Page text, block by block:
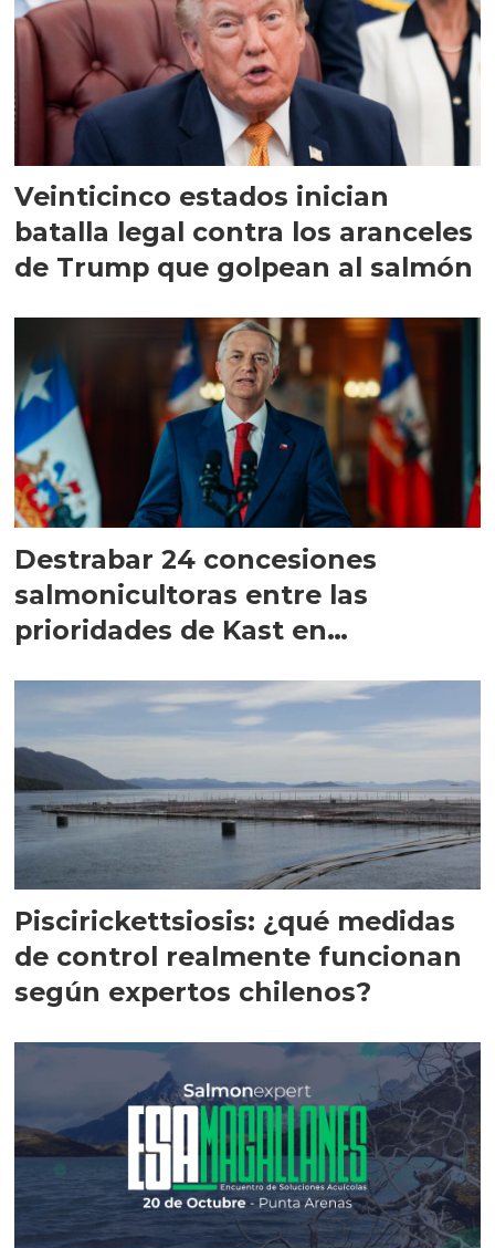
Veinticinco estados inician
batalla legal contra los aranceles
de Trump que golpean al salmón
Destrabar 24 concesiones
salmonicultoras entre las
prioridades de Kast en
Piscirickettsiosis: ¿qué medidas
de control realmente funcionan
según expertos chilenos?